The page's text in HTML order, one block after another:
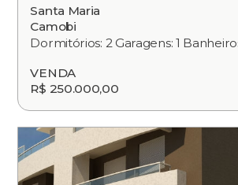
Santa Maria
Camobi
Dormitórios: 2 Garagens: 1
VENDA
R$ 250.000,00